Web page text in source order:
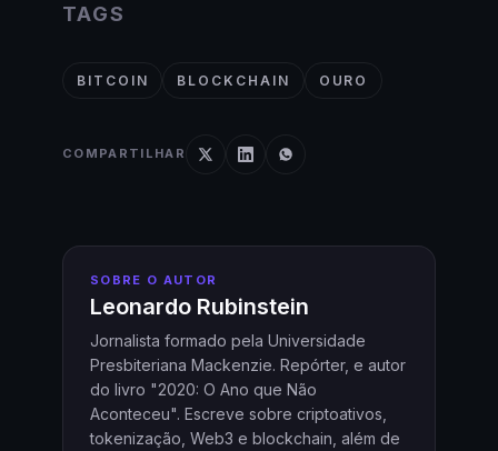
TAGS
BITCOIN BLOCKCHAIN OURO
COMPARTILHAR
SOBRE O AUTOR
Leonardo Rubinstein
Jornalista formado pela Universidade
Presbiteriana Mackenzie. Repórter, e autor
do livro "2020: O Ano que Não
Aconteceu". Escreve sobre criptoativos,
tokenização, Web3 e blockchain, além de